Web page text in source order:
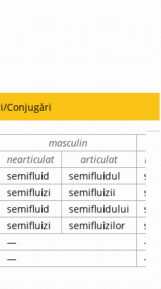
Conjugări
masculin
nearticulat
articulat
semifluid semifluidul
semifluizi semifluizii
semifluid semifluidului
semifluizi semifluizilor
—
—
— —